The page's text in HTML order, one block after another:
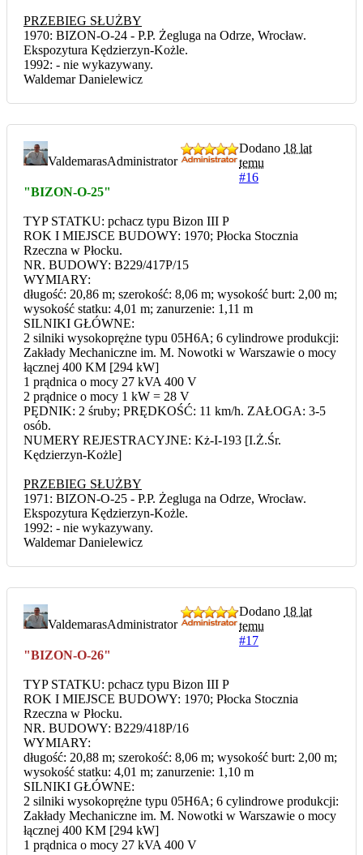
PRZEBIEG SŁUŻBY
1970: BIZON-O-24 - P.P. Żegluga na Odrze, Wrocław.
Ekspozytura Kędzierzyn-Kożle.
1992: - nie wykazywany.
Waldemar Danielewicz
ValdemarasAdministrator
Dodano 18 lat
temu
#16
"BIZON-O-25"
TYP STATKU: pchacz typu Bizon III P
ROK I MIEJSCE BUDOWY: 1970; Płocka Stocznia
Rzeczna w Płocku.
NR. BUDOWY: B229/417P/15
WYMIARY:
długość: 20,86 m; szerokość: 8,06 m; wysokość burt: 2,00 m;
wysokość statku: 4,01 m; zanurzenie: 1,11 m
SILNIKI GŁÓWNE:
2 silniki wysokoprężne typu 05H6A; 6 cylindrowe produkcji:
Zakłady Mechaniczne im. M. Nowotki w Warszawie o mocy
łącznej 400 KM [294 kW]
1 prądnica o mocy 27 kVA 400 V
2 prądnice o mocy 1 kW = 28 V
PĘDNIK: 2 śruby; PRĘDKOŚĆ: 11 km/h. ZAŁOGA: 3-5
osób.
NUMERY REJESTRACYJNE: Kż-I-193 [I.Ż.Śr.
Kędzierzyn-Kożle]
PRZEBIEG SŁUŻBY
1971: BIZON-O-25 - P.P. Żegluga na Odrze, Wrocław.
Ekspozytura Kędzierzyn-Kożle.
1992: - nie wykazywany.
Waldemar Danielewicz
ValdemarasAdministrator
Dodano 18 lat
temu
#17
"BIZON-O-26"
TYP STATKU: pchacz typu Bizon III P
ROK I MIEJSCE BUDOWY: 1970; Płocka Stocznia
Rzeczna w Płocku.
NR. BUDOWY: B229/418P/16
WYMIARY:
długość: 20,88 m; szerokość: 8,06 m; wysokość burt: 2,00 m;
wysokość statku: 4,01 m; zanurzenie: 1,10 m
SILNIKI GŁÓWNE:
2 silniki wysokoprężne typu 05H6A; 6 cylindrowe produkcji:
Zakłady Mechaniczne im. M. Nowotki w Warszawie o mocy
łącznej 400 KM [294 kW]
1 prądnica o mocy 27 kVA 400 V